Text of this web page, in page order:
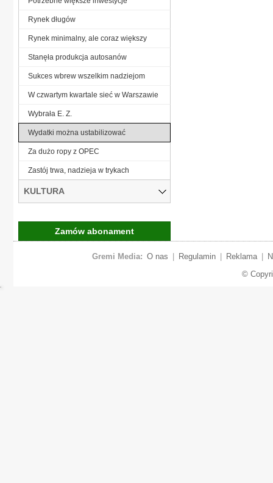
Rynek długów
Rynek minimalny, ale coraz większy
Stanęła produkcja autosanów
Sukces wbrew wszelkim nadziejom
W czwartym kwartale sieć w Warszawie
Wybrała E. Z.
Wydatki można ustabilizować
Za dużo ropy z OPEC
Zastój trwa, nadzieja w trykach
KULTURA
Zamów abonament
Gremi Media: O nas Regulamin Reklama
©